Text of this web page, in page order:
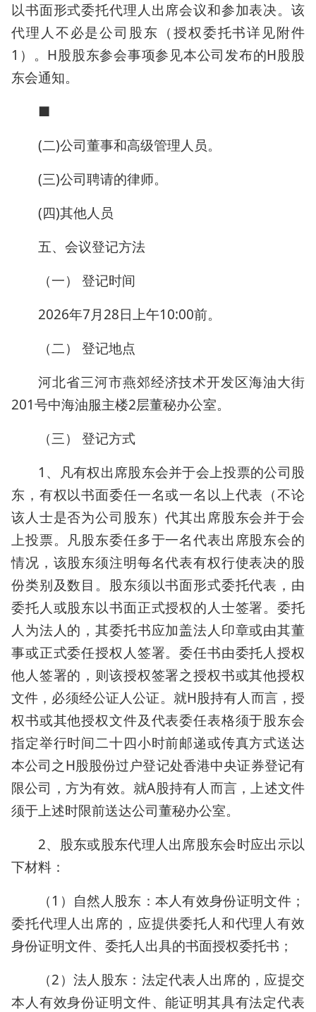
以书面形式委托代理人出席会议和参加表决。该
代理人不必是公司股东（授权委托书详见附件
1）。H股股东参会事项参见本公司发布的H股股
东会通知。
■
(二)公司董事和高级管理人员。
(三)公司聘请的律师。
(四)其他人员
五、会议登记方法
（一） 登记时间
2026年7月28日上午10:00前。
（二） 登记地点
河北省三河市燕郊经济技术开发区海油大街
201号中海油服主楼2层董秘办公室。
（三） 登记方式
1、凡有权出席股东会并于会上投票的公司股
东，有权以书面委任一名或一名以上代表（不论
该人士是否为公司股东）代其出席股东会并于会
上投票。凡股东委任多于一名代表出席股东会的
情况，该股东须注明每名代表有权行使表决的股
份类别及数目。股东须以书面形式委托代表，由
委托人或股东以书面正式授权的人士签署。委托
人为法人的，其委托书应加盖法人印章或由其董
事或正式委任授权人签署。委任书由委托人授权
他人签署的，则该授权签署之授权书或其他授权
文件，必须经公证人公证。就H股持有人而言，授
权书或其他授权文件及代表委任表格须于股东会
指定举行时间二十四小时前邮递或传真方式送达
本公司之H股股份过户登记处香港中央证券登记有
限公司，方为有效。就A股持有人而言，上述文件
须于上述时限前送达公司董秘办公室。
2、股东或股东代理人出席股东会时应出示以
下材料：
（1）自然人股东：本人有效身份证明文件；
委托代理人出席的，应提供委托人和代理人有效
身份证明文件、委托人出具的书面授权委托书；
（2）法人股东：法定代表人出席的，应提交
本人有效身份证明文件、能证明其具有法定代表